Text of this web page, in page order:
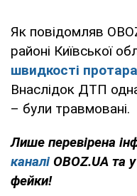
Як повідомляв
районі Київської
швидкості
Внаслідок ДТП
– були травмовані.
Лише перевірена
каналі OBOZ.UA та у
фейки!